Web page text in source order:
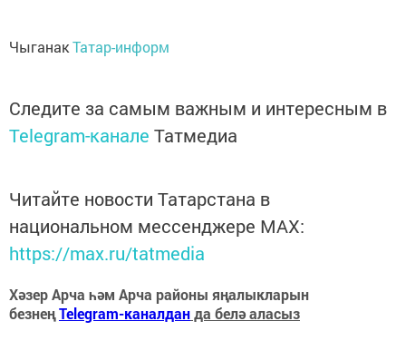
ЧыганакТатар-информ
Следите за самым важным и интересным в
Telegram-канале Татмедиа
Читайте новости Татарстана в
национальном мессенджере MАХ:
https://max.ru/tatmedia
Хәзер Арча һәм Арча районы яңалыкларын
безнеңTelegram-каналданда белә аласыз